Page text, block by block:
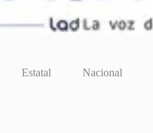
Estatal Nacional